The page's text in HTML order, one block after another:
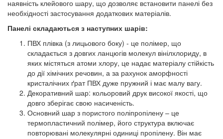
наявність клейового шару, що дозволяє встановити панелі без
необхідності застосування додаткових матеріалів.
Панелі складаються з наступних шарів:
ПВХ плівка (з лицьового боку) - це полімер, що
складається з довгих ланцюгів молекул вінілхлориду, в
яких містяться атоми хлору, це надає матеріалу стійкість
до дії хімічних речовин, а за рахунок аморфності
кристалічних ґрат ПВХ дуже пружний і має малу вагу.
Декоративний шар: кольоровий друк високої якості, що
довго зберігає свою насиченість.
Основний шар з пористого поліпропілену – це
термопластичний полімер, його структура включає
повторювані молекулярні одиниці пропілену. Він має